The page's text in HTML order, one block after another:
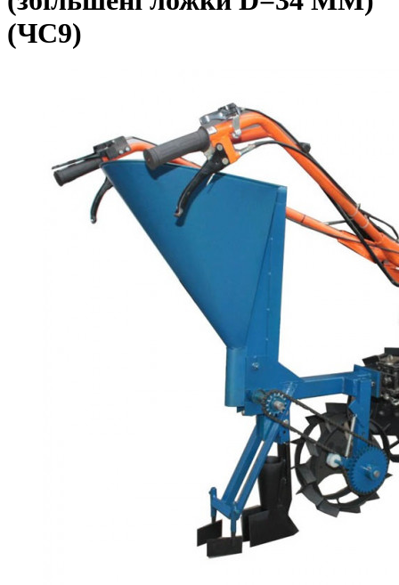
(ЧС9)